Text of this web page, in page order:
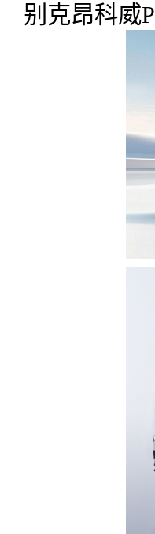
别克昂科威